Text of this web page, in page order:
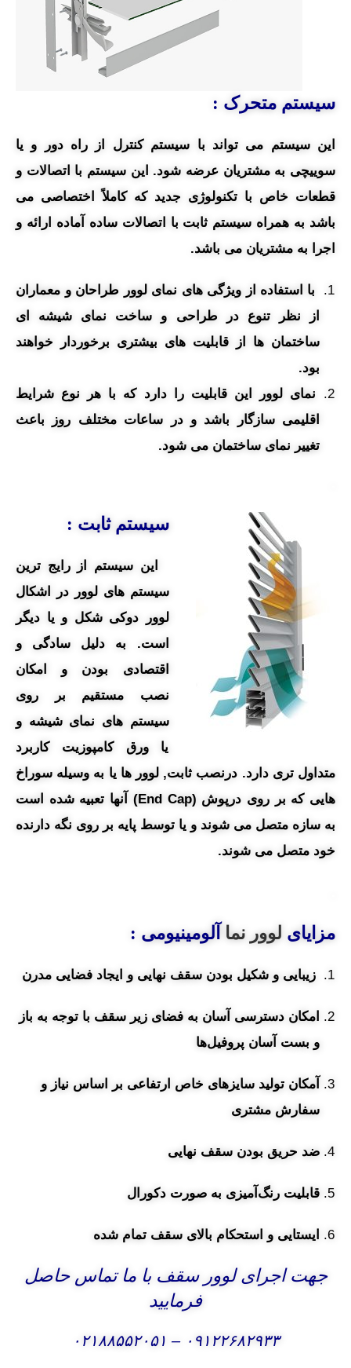
سیستم متحرک :
این سیستم می تواند با سیستم کنترل از راه دور و یا
سوییچی به مشتریان عرضه شود. این سیستم با اتصالات و
قطعات خاص با تکنولوژی جدید که کاملاً اختصاصی می
باشد به همراه سیستم ثابت با اتصالات ساده آماده ارائه و
اجرا به مشتریان می باشد.
با استفاده از ویژگی های نمای لوور طراحان و معماران
از نظر تنوع در طراحی و ساخت نمای شیشه ای
ساختمان ها از قابلیت های بیشتری برخوردار خواهند
بود.
نمای لوور این قابلیت را دارد که با هر نوع شرایط
اقلیمی سازگار باشد و در ساعات مختلف روز باعث
تغییر نمای ساختمان می شود.
سیستم ثابت :
این سیستم از رایج ترین
سیستم های لوور در اشکال
لوور دوکی شکل و یا دیگر
است. به دلیل سادگی و
اقتصادی بودن و امکان
نصب مستقیم بر روی
سیستم های نمای شیشه و
یا ورق کامپوزیت کاربرد
متداول تری دارد. درنصب ثابت, لوور ها یا به وسیله سوراخ
هایی که بر روی درپوش (End Cap) آنها تعبیه شده است
به سازه متصل می شوند و یا توسط پایه بر روی نگه دارنده
خود متصل می شوند.
مزایای لوور نما آلومینیومی :
زیبایی و شکیل بودن سقف نهایی و ایجاد فضایی مدرن
امکان دسترسی آسان به فضای زیر سقف با توجه به باز
و بست آسان پروفیل‌ها
آمکان تولید سایزهای خاص ارتفاعی بر اساس نیاز و
سفارش مشتری
ضد حریق بودن سقف نهایی
قابلیت رنگ‌آمیزی به صورت دکورال
ایستایی و استحکام بالای سقف تمام شده
جهت اجرای لوور سقف با ما تماس حاصل
فرمایید
۰۹۱۲۲۶۸۲۹۳۳ – ۰۲۱۸۸۵۵۲۰۵۱